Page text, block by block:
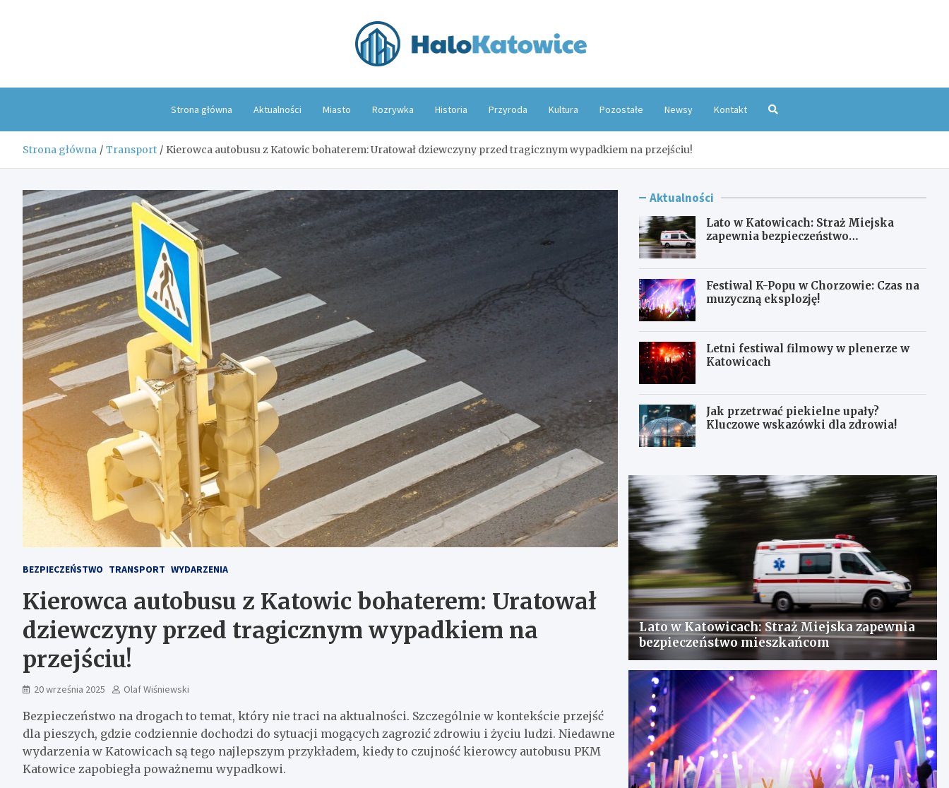
Strona główna Aktualności Miasto Rozrywka Historia Przyroda Kultura Pozostałe Newsy Kontakt
Strona główna Transport Kierowca autobusu z Katowic bohaterem: Uratował dziewczyny przed tragicznym wypadkiem na przejściu!
BEZPIECZEŃSTWO TRANSPORT WYDARZENIA
Kierowca autobusu z Katowic bohaterem: Uratował
dziewczyny przed tragicznym wypadkiem na
przejściu!
20 września 2025 Olaf Wiśniewski
Bezpieczeństwo na drogach to temat, który nie traci na aktualności. Szczególnie w kontekście przejść
dla pieszych, gdzie codziennie dochodzi do sytuacji mogących zagrozić zdrowiu i życiu ludzi. Niedawne
wydarzenia w Katowicach są tego najlepszym przykładem, kiedy to czujność kierowcy autobusu PKM
Katowice zapobiegła poważnemu wypadkowi.
Aktualności
Lato w Katowicach: Straż Miejska
zapewnia bezpieczeństwo
Festiwal K-Popu w Chorzowie: Czas na
muzyczną eksplozję!
Letni festiwal filmowy w plenerze w
Katowicach
Jak przetrwać piekielne upały?
Kluczowe wskazówki dla zdrowia!
Lato w Katowicach: Straż Miejska zapewnia
bezpieczeństwo mieszkańcom